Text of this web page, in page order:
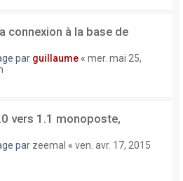
connexion à la base de
par guillaume « mer. mai 25,
vers 1.1 monoposte,
par zeemal « ven. avr. 17, 2015